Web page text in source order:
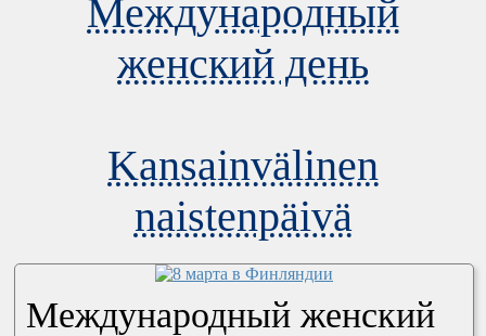
Международный
женский день
Kansainvälinen
naistenpäivä
Международный женский